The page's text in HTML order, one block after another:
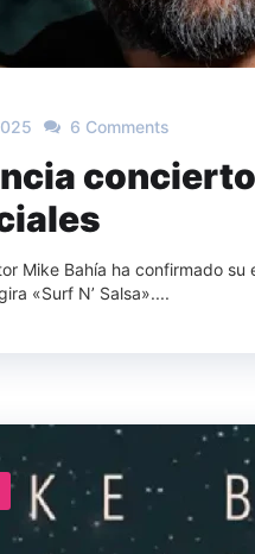
6 Comments
Mike Bahía ha confirmado
«Surf N’ Salsa»....